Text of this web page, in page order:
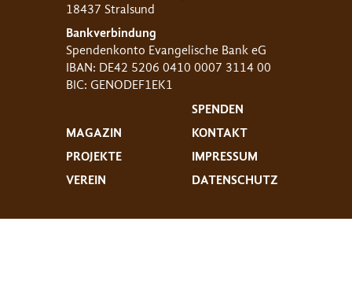
18437 Stralsund
Bankverbindung
Spendenkonto Evangelische Bank eG
IBAN: DE42 5206 0410 0007 3114 00
BIC: GENODEF1EK1
MAGAZIN
PROJEKTE
VEREIN
SPENDEN
KONTAKT
IMPRESSUM
DATENSCHUTZ